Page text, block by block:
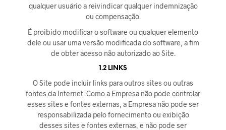
qualquer usuário a reivindicar qualquer indemnização
ou compensação.
É proibido modificar o software ou qualquer elemento
dele ou usar uma versão modificada do software, a fim
de obter acesso não autorizado ao Site.
1.2 LINKS
O Site pode incluir links para outros sites ou outras
fontes da Internet. Como a Empresa não pode controlar
esses sites e fontes externas, a Empresa não pode ser
responsabilizada pelo fornecimento ou exibição
desses sites e fontes externas, e não pode ser